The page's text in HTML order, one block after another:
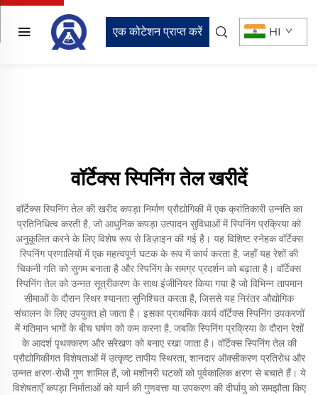
एक कोटेशन प्राप्त करें HI
वॉर्टेक्स स्पिनिंग तेल खरीदें
वॉर्टेक्स स्पिनिंग तेल की खरीद कपड़ा निर्माण प्रौद्योगिकी में एक क्रांतिकारी उन्नति का
प्रतिनिधित्व करती है, जो आधुनिक कपड़ा उत्पादन सुविधाओं में स्पिनिंग प्रक्रिया को
अनुकूलित करने के लिए विशेष रूप से डिज़ाइन की गई है। यह विशिष्ट स्नेहक वॉर्टेक्स
स्पिनिंग प्रणालियों में एक महत्वपूर्ण घटक के रूप में कार्य करता है, जहाँ यह रेशों की
चिकनी गति को सुगम बनाता है और स्पिनिंग के समग्र प्रदर्शन को बढ़ाता है। वॉर्टेक्स
स्पिनिंग तेल को उन्नत सूत्रीकरण के साथ इंजीनियर किया गया है जो विभिन्न तापमान
सीमाओं के दौरान स्थिर श्यानता सुनिश्चित करता है, जिससे यह निरंतर औद्योगिक
संचालन के लिए उपयुक्त हो जाता है। इसका प्राथमिक कार्य वॉर्टेक्स स्पिनिंग उपकरणों
में गतिमान भागों के बीच घर्षण को कम करना है, जबकि स्पिनिंग प्रक्रिया के दौरान रेशों
के आदर्श पृथक्करण और संरेखण को बनाए रखा जाता है। वॉर्टेक्स स्पिनिंग तेल की
प्रौद्योगिकीगत विशेषताओं में उत्कृष्ट तापीय स्थिरता, शानदार ऑक्सीकरण प्रतिरोध और
उन्नत क्षरण-रोधी गुण शामिल हैं, जो मशीनरी घटकों को पूर्वकालिक क्षरण से बचाते हैं। ये
विशेषताएँ कपड़ा निर्माताओं को यार्न की गुणवत्ता या उपकरण की दीर्घायु को समझौता किए